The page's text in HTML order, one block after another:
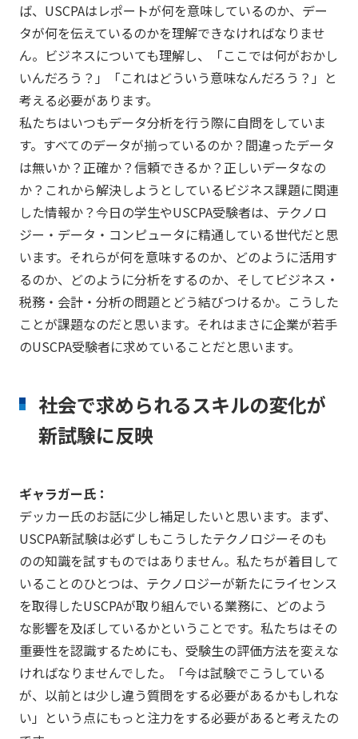
ば、USCPAはレポートが何を意味しているのか、デー
タが何を伝えているのかを理解できなければなりませ
ん。ビジネスについても理解し、「ここでは何がおかし
いんだろう？」「これはどういう意味なんだろう？」と
考える必要があります。
私たちはいつもデータ分析を行う際に自問をしていま
す。すべてのデータが揃っているのか？間違ったデータ
は無いか？正確か？信頼できるか？正しいデータなの
か？これから解決しようとしているビジネス課題に関連
した情報か？今日の学生やUSCPA受験者は、テクノロ
ジー・データ・コンピュータに精通している世代だと思
います。それらが何を意味するのか、どのように活用す
るのか、どのように分析をするのか、そしてビジネス・
税務・会計・分析の問題とどう結びつけるか。こうした
ことが課題なのだと思います。それはまさに企業が若手
のUSCPA受験者に求めていることだと思います。
社会で求められるスキルの変化が
新試験に反映
ギャラガー氏：
デッカー氏のお話に少し補足したいと思います。まず、
USCPA新試験は必ずしもこうしたテクノロジーそのも
のの知識を試すものではありません。私たちが着目して
いることのひとつは、テクノロジーが新たにライセンス
を取得したUSCPAが取り組んでいる業務に、どのよう
な影響を及ぼしているかということです。私たちはその
重要性を認識するためにも、受験生の評価方法を変えな
ければなりませんでした。「今は試験でこうしている
が、以前とは少し違う質問をする必要があるかもしれな
い」という点にもっと注力をする必要があると考えたの